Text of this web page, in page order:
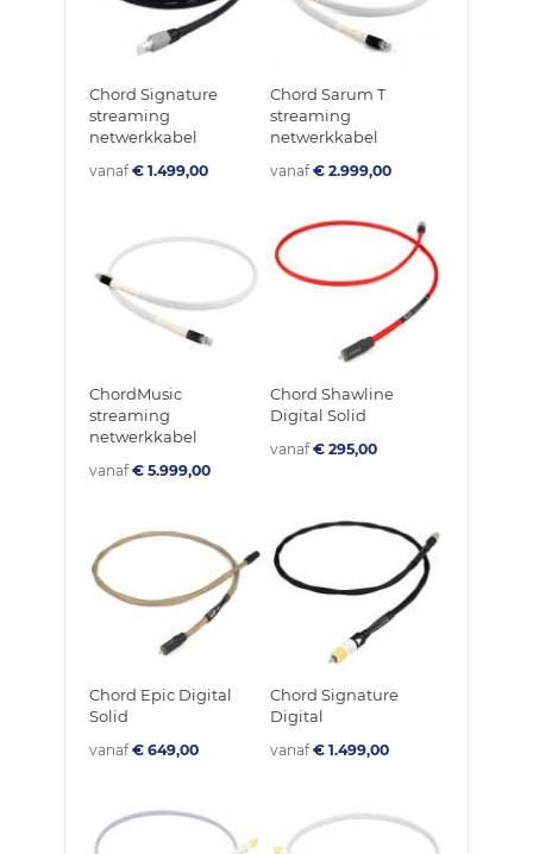
Chord Signature
streaming
netwerkkabel
vanaf € 1.499,00
Chord Sarum T
streaming
netwerkkabel
vanaf € 2.999,00
ChordMusic
streaming
netwerkkabel
vanaf € 5.999,00
Chord Shawline
Digital Solid
vanaf € 295,00
Chord Epic Digital
Solid
vanaf € 649,00
Chord Signature
Digital
vanaf € 1.499,00